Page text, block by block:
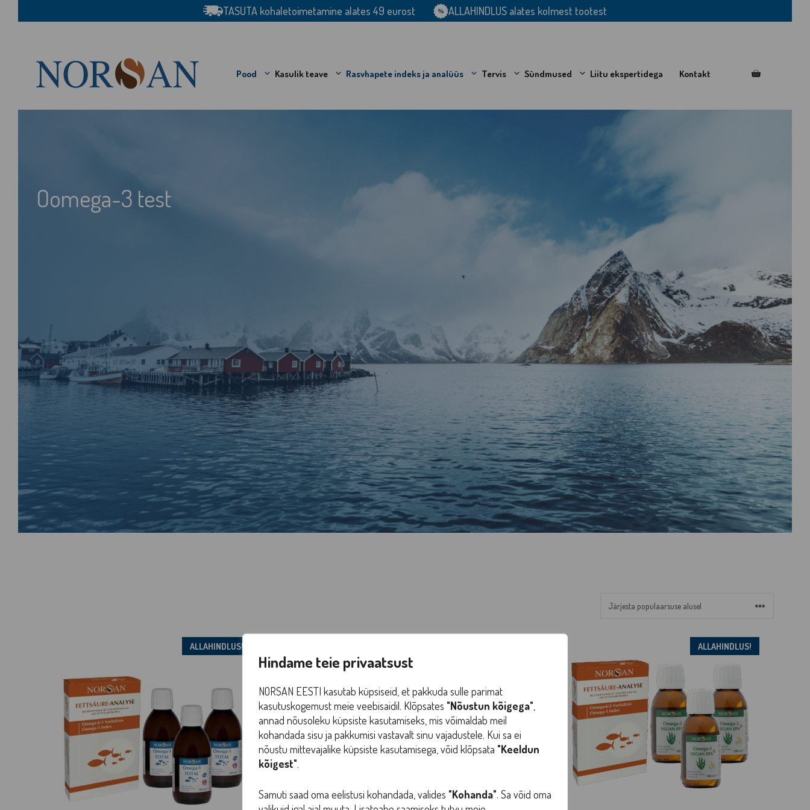
Hindame teie privaatsust
NORSAN EESTI kasutab küpsiseid, et pakkuda sulle parimat
kasutuskogemust meie veebisaidil. Klõpsates "Nõustun kõigega"
annad nõusoleku küpsiste kasutamiseks, mis võimaldab meil
kohandada sisu ja pakkumisi vastavalt sinu vajadustele. Kui sa ei
nõustu mittevajalike küpsiste kasutamisega, võid klõpsata "Keeldun
kõigest".
Samuti saad oma eelistusi kohandada, valides "Kohanda". Sa võid oma
to
TASUTA kohaletoimetamine alates 49 eurost ALLAHINDLUS alates kolmest tootest
Pood Kasulik teave Rasvhapete indeks ja analüüs Tervis Sündmused Liitu ekspertidega Kontakt
Oomega-3 test
ALLAHINDLUS!
varianti.
Valikuid
tootelehel.
ALLAHINDLUS!